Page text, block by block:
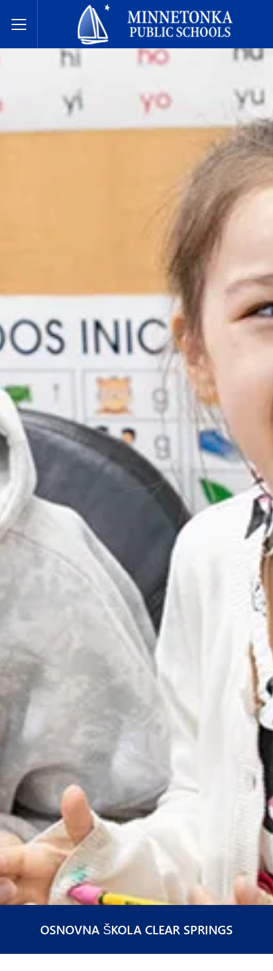
Toggle Menu
Javne škole Minnetonke
OSNOVNA ŠKOLA CLEAR SPRINGS